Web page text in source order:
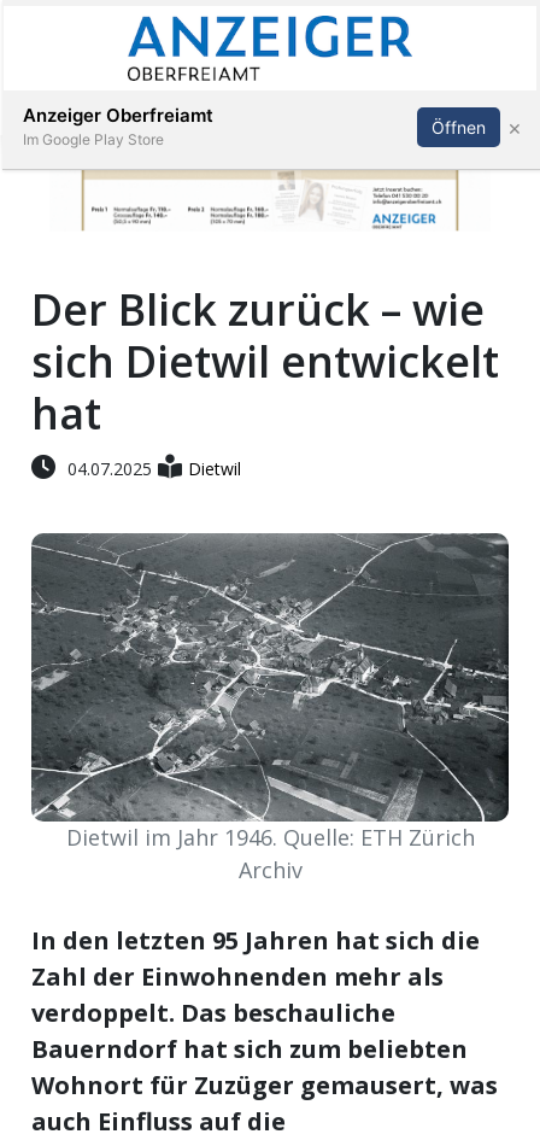
Veranstaltungen
Stellen
Paper
App
Auw
Auw:
Mitteilungen
Abonnieren Anmelden
Der Blick zurück – wie
sich Dietwil entwickelt
hat
04.07.2025 Dietwil
Dietwil im Jahr 1946. Quelle: ETH Zürich
Archiv
In den letzten 95 Jahren hat sich die
Zahl der Einwohnenden mehr als
verdoppelt. Das beschauliche
Bauerndorf hat sich zum beliebten
Wohnort für Zuzüger gemausert, was
auch Einfluss auf die
Anzeiger Oberfreiamt
Im Google Play Store
Öffnen ×